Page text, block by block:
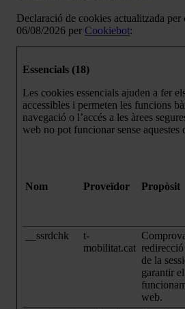
Declaració de cookies actualitzada per
06/08/2026 per Cookiebot:
Essencials (18)
Les cookies essencials ajuden a fer
accessibles i permeten les funcions
navegació o l’accés a les àrees
web no pot funcionar sense aquestes
Nom Proveïdor Propòsit
__ssrdchk
t-
mobilitat.cat
de la
garantir
web.